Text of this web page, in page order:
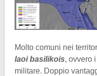
Molto comuni nei
laoi basilikois, ovvero
militare. Doppio